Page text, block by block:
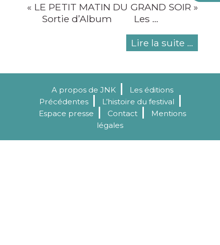
« LE PETIT MATIN DU GRAND SOIR »
Sortie d’Album Les …
Lire la suite ...
A propos de JNK
Les éditions
Précédentes
L’histoire du festival
Espace presse
Contact
Mentions
légales